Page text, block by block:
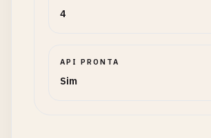
4
API PRONTA
Sim